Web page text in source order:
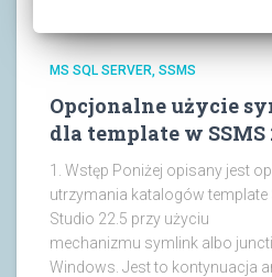
MS SQL SERVER SSMS
Opcjonalne użycie
dla template w SSMS
1. Wstęp Poniżej opisany jest
utrzymania katalogów template
Studio 22.5 przy użyciu
mechanizmu symlink albo
Windows. Jest to kontynuacja